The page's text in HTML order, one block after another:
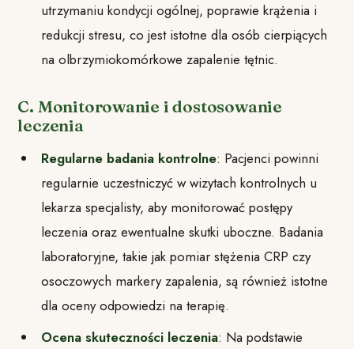
utrzymaniu kondycji ogólnej, poprawie krążenia i
redukcji stresu, co jest istotne dla osób cierpiących
na olbrzymiokomórkowe zapalenie tętnic.
C. Monitorowanie i dostosowanie
leczenia
Regularne badania kontrolne: Pacjenci powinni
regularnie uczestniczyć w wizytach kontrolnych u
lekarza specjalisty, aby monitorować postępy
leczenia oraz ewentualne skutki uboczne. Badania
laboratoryjne, takie jak pomiar stężenia CRP czy
osoczowych markery zapalenia, są również istotne
dla oceny odpowiedzi na terapię.
Ocena skuteczności leczenia: Na podstawie